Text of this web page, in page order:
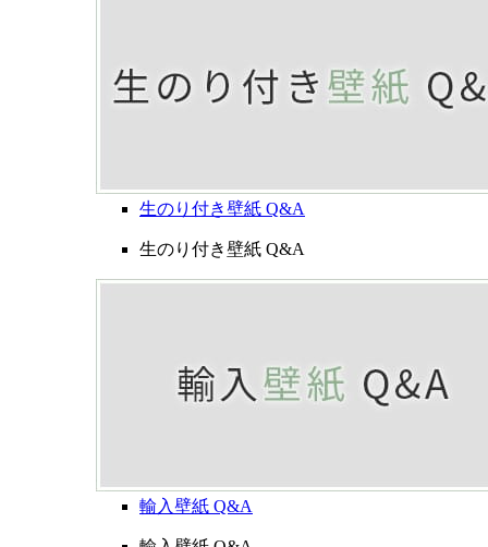
生のり付き壁紙 Q&A
生のり付き壁紙 Q&A
輸入壁紙 Q&A